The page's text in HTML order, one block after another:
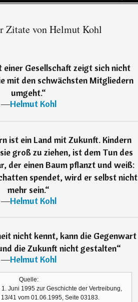
Zitate von Helmut Kohl
einer Gesellschaft zeigt sich nicht
mit den schwächsten Mitgliedern
umgeht.“
―Helmut Kohl
ist ein Land mit Zukunft. Kindern
groß zu ziehen, ist dem Tun des
der einen Baum pflanzt und weiß:
spendet, wird er selbst nicht
mehr sein.“
―Helmut Kohl
nicht kennt, kann die Gegenwart
die Zukunft nicht gestalten“
―Helmut Kohl
Quelle:
Juni 1995 zur Geschichte der Vertreibung,
41 vom 01.06.1995, Seite 03183.